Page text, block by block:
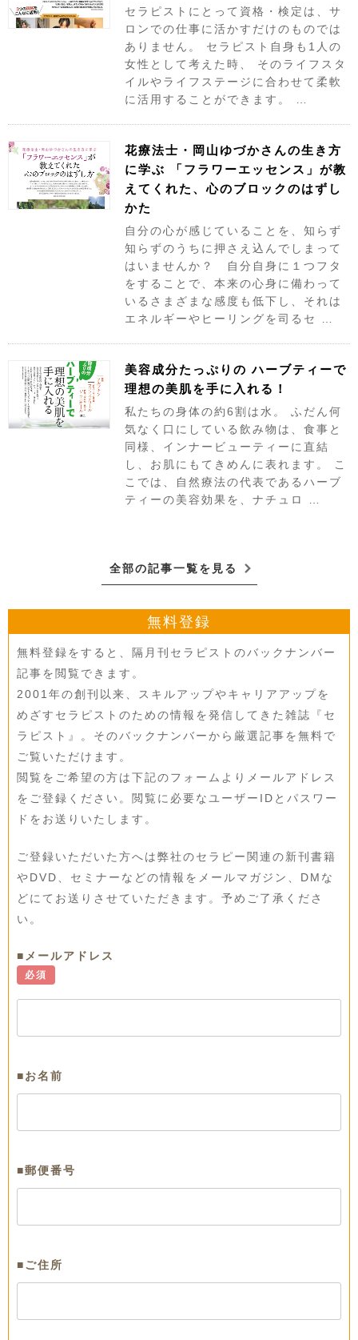
セラピストにとって資格・検定は、サ
ロンでの仕事に活かすだけのものでは
ありません。 セラピスト自身も1人の
女性として考えた時、 そのライフスタ
イルやライフステージに合わせて柔軟
に活用することができます。 …
花療法士・岡山ゆづかさんの生き方
に学ぶ 「フラワーエッセンス」が教
えてくれた、心のブロックのはずし
かた
自分の心が感じていることを、知らず
知らずのうちに押さえ込んでしまって
はいませんか？ 自分自身に１つフタ
をすることで、本来の心身に備わって
いるさまざまな感度も低下し、それは
エネルギーやヒーリングを司るセ …
美容成分たっぷりの ハーブティーで
理想の美肌を手に入れる！
私たちの身体の約6割は水。 ふだん何
気なく口にしている飲み物は、食事と
同様、インナービューティーに直結
し、お肌にもてきめんに表れます。 こ
こでは、自然療法の代表であるハーブ
ティーの美容効果を、ナチュロ …
全部の記事一覧を見る
無料登録
無料登録をすると、隔月刊セラピストのバックナンバー
記事を閲覧できます。
2001年の創刊以来、スキルアップやキャリアアップを
めざすセラピストのための情報を発信してきた雑誌『セ
ラピスト』。そのバックナンバーから厳選記事を無料で
ご覧いただけます。
閲覧をご希望の方は下記のフォームよりメールアドレス
をご登録ください。閲覧に必要なユーザーIDとパスワー
ドをお送りいたします。
ご登録いただいた方へは弊社のセラピー関連の新刊書籍
やDVD、セミナーなどの情報をメールマガジン、DMな
どにてお送りさせていただきます。予めご了承くださ
い。
■メールアドレス
必須
■お名前
■郵便番号
■ご住所